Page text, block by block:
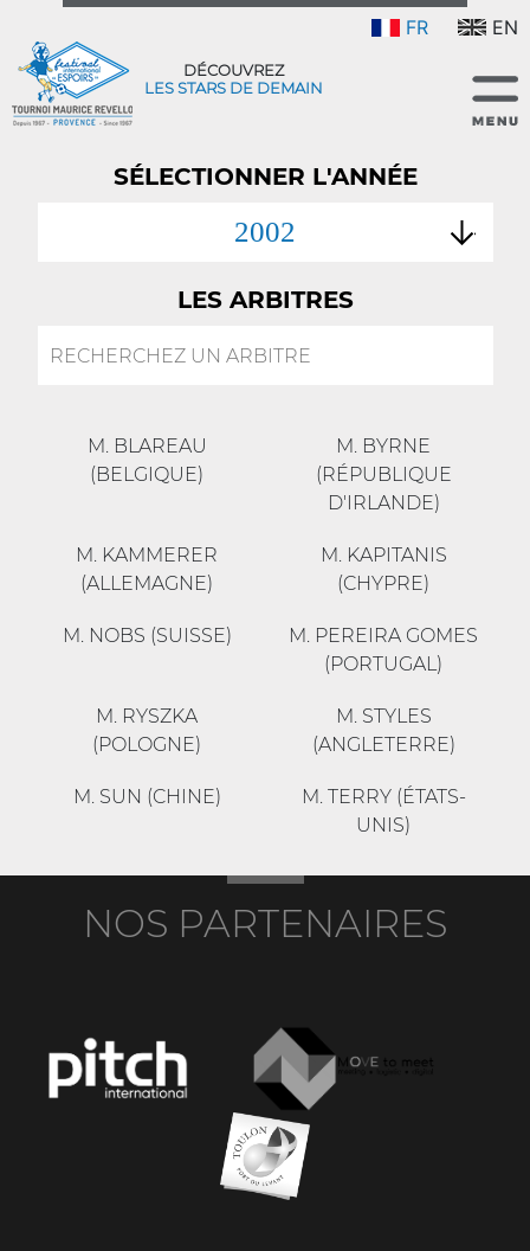
FR EN
DÉCOUVREZ
LES STARS DE DEMAIN
SÉLECTIONNER L'ANNÉE
2002
LES ARBITRES
M. BLAREAU
(BELGIQUE)
M. BYRNE
(RÉPUBLIQUE
D'IRLANDE)
M. KAMMERER
(ALLEMAGNE)
M. KAPITANIS
(CHYPRE)
M. NOBS (SUISSE)
M. PEREIRA GOMES
(PORTUGAL)
M. RYSZKA
(POLOGNE)
M. STYLES
(ANGLETERRE)
M. SUN (CHINE)
M. TERRY (ÉTATS-
UNIS)
NOS PARTENAIRES